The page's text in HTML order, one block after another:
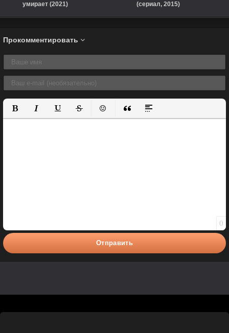
умирает (2021)
(сериал, 2015)
Прокомментировать
Полужирный
КурсивПодчеркнутый
ЗачеркнутыйВставить смайлик
Вставка цитаты
Вставка спойлера
0
Отправить